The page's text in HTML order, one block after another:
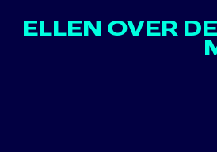
ELLEN OVER